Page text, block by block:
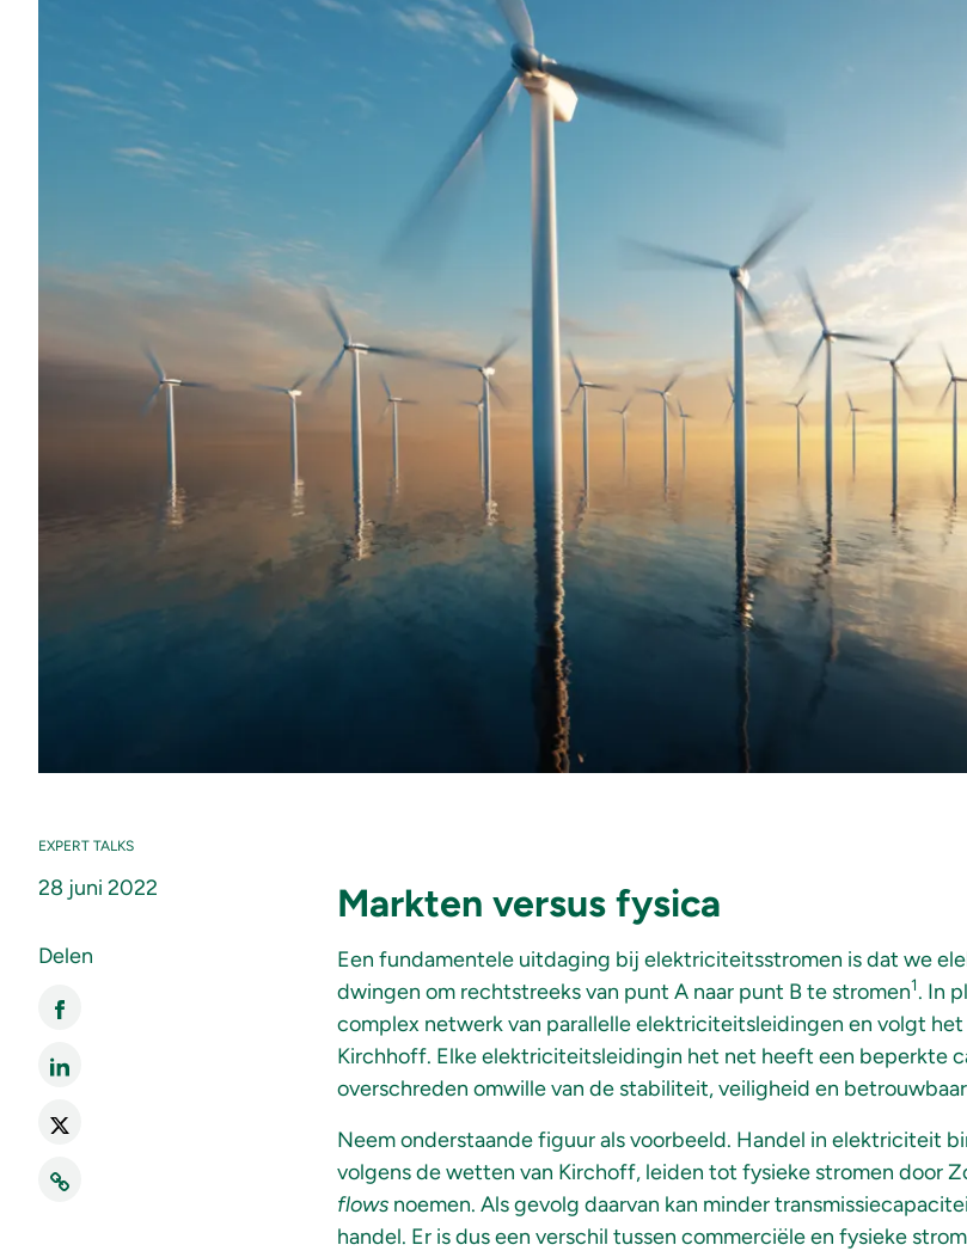
EXPERT TALKS
28 juni 2022
Delen
Markten versus fysica
Een fundamentele uitdaging bij elektriciteitsstromen is dat we
dwingen om rechtstreeks van punt A naar punt B te stromen1. In
complex netwerk van parallelle elektriciteitsleidingen en volgt
Kirchhoff. Elke elektriciteitsleidingin het net heeft een beperkte
overschreden omwille van de stabiliteit, veiligheid en
Neem onderstaande figuur als voorbeeld. Handel in elektriciteit
volgens de wetten van Kirchoff, leiden tot fysieke stromen door
flowsnoemen. Als gevolg daarvan kan minder
handel. Er is dus een verschil tussen commerciële en fysieke